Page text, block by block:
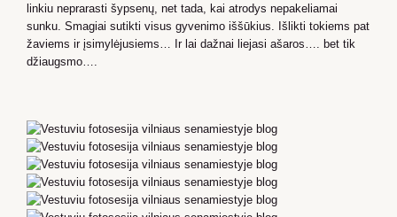
linkiu neprarasti šypsenų, net tada, kai atrodys nepakeliamai
sunku. Smagiai sutikti visus gyvenimo iššūkius. Išlikti tokiems pat
žaviems ir įsimylėjusiems… Ir lai dažnai liejasi ašaros…. bet tik
džiaugsmo….